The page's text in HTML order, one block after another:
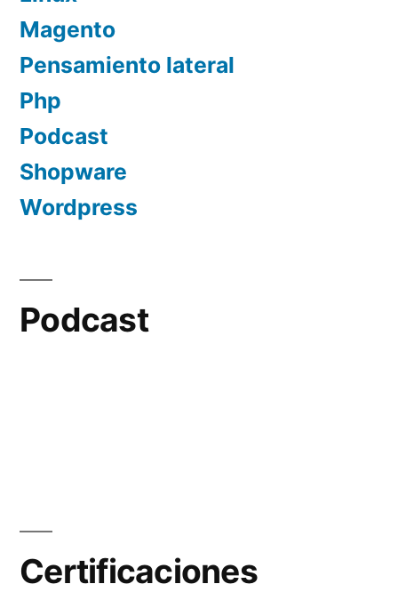
Magento
Pensamiento lateral
Php
Podcast
Shopware
Wordpress
Podcast
Certificaciones